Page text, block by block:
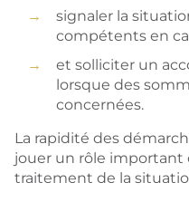
signaler la
compétents en
et solliciter un
lorsque des
concernées.
La rapidité des
jouer un rôle important
traitement de la